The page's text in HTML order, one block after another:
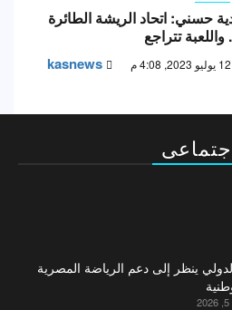
حسني: اتحاد الريشة الطائرة
تتراجع
kasnews
ينظر إلى دعم الرياضة المصرية